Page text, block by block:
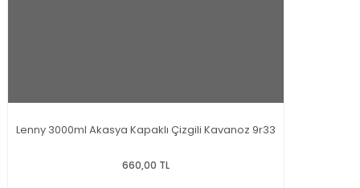
Lenny 3000ml Akasya Kapaklı Çizgili Kavanoz 9r33
660,00 TL